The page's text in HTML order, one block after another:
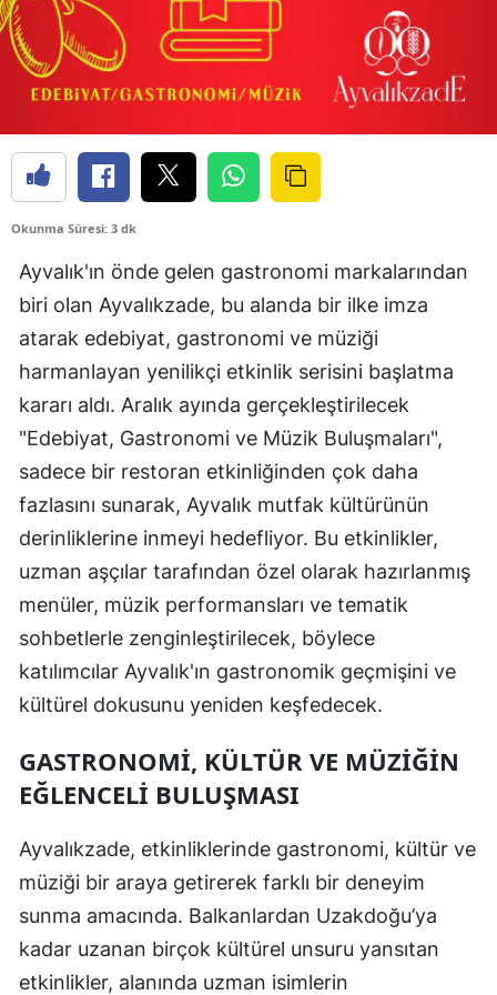
Okunma Süresi: 3 dk
Ayvalık'ın önde gelen gastronomi markalarından
biri olan Ayvalıkzade, bu alanda bir ilke imza
atarak edebiyat, gastronomi ve müziği
harmanlayan yenilikçi etkinlik serisini başlatma
kararı aldı. Aralık ayında gerçekleştirilecek
"Edebiyat, Gastronomi ve Müzik Buluşmaları",
sadece bir restoran etkinliğinden çok daha
fazlasını sunarak, Ayvalık mutfak kültürünün
derinliklerine inmeyi hedefliyor. Bu etkinlikler,
uzman aşçılar tarafından özel olarak hazırlanmış
menüler, müzik performansları ve tematik
sohbetlerle zenginleştirilecek, böylece
katılımcılar Ayvalık'ın gastronomik geçmişini ve
kültürel dokusunu yeniden keşfedecek.
GASTRONOMI, KÜLTÜR VE MÜZIĞIN
EĞLENCELI BULUŞMASI
Ayvalıkzade, etkinliklerinde gastronomi, kültür ve
müziği bir araya getirerek farklı bir deneyim
sunma amacında. Balkanlardan Uzakdoğu’ya
kadar uzanan birçok kültürel unsuru yansıtan
etkinlikler, alanında uzman isimlerin